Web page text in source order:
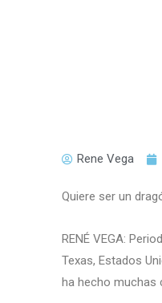
Rene Vega
Quiere ser un
RENÉ VEGA:
Texas, Estados
ha hecho muchas